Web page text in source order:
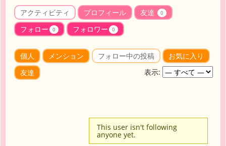
アクティビティ プロフィール 友達 0
フォロー 0 フォロワー 0
個人 メンション フォロー中の投稿
お気に入り
友達
表示:
This user isn't following
anyone yet.